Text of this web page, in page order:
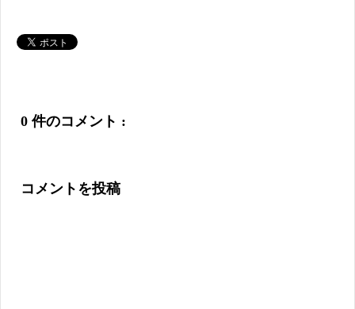
0 件のコメント :
コメントを投稿